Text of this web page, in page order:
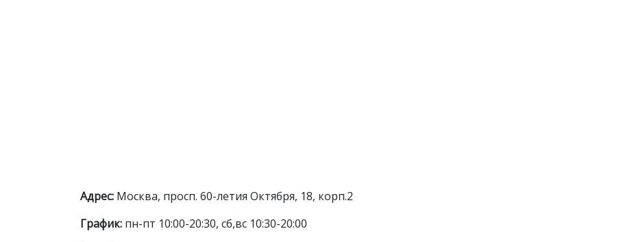
Адрес: Москва, просп. 60-летия Октября, 18, корп.2
График: пн-пт 10:00-20:30, сб,вс 10:30-20:00